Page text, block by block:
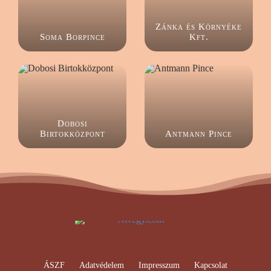
Soma Borpince
Zánka és Környéke
Kft.
Dobosi
Birtokközpont
Antmann Pince
ÁSZF Adatvédelem Impresszum Kapcsolat